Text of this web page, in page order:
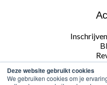
Deze website gebruikt cookies
We gebruiken cookies om je